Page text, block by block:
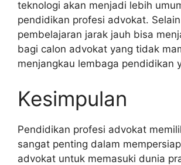
teknologi akan menjadi lebih
pendidikan profesi advokat.
pembelajaran jarak jauh bisa
bagi calon advokat yang tidak
menjangkau lembaga pendidikan
Kesimpulan
Pendidikan profesi advokat
sangat penting dalam
advokat untuk memasuki dunia